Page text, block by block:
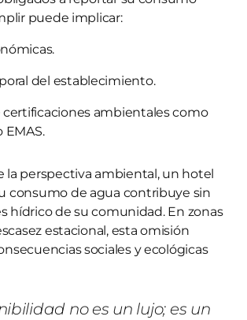
puede implicar:
del establecimiento.
certificaciones ambientales como
EMAS.
la perspectiva ambiental, un hotel
consumo de agua contribuye sin
hídrico de su comunidad. En zonas
estacional, esta omisión
sociales y ecológicas
no es un lujo; es un